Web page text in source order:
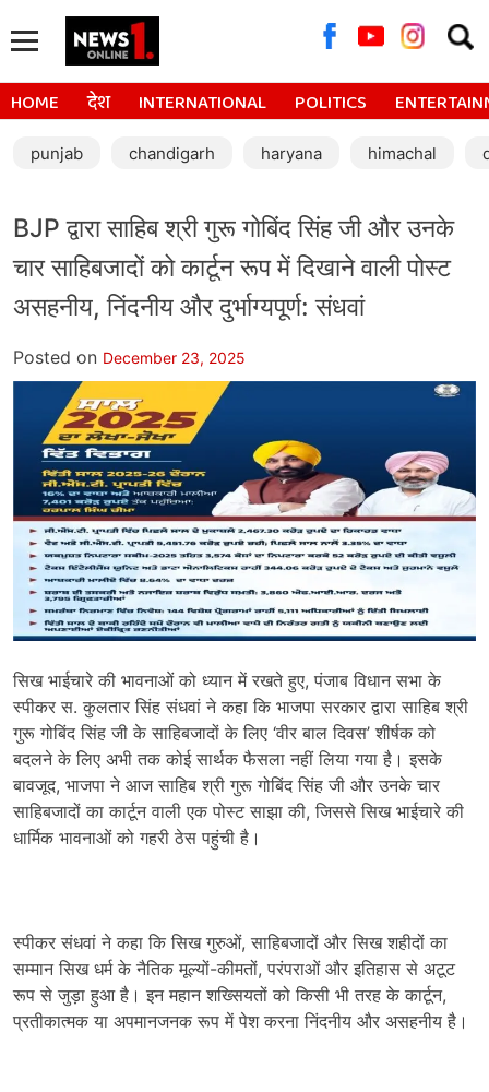
for:
HOME देश INTERNATIONAL POLITICS
punjab chandigarh haryana himachal
BJP द्वारा साहिब श्री गुरू गोबिंद सिंह जी और उनके
चार साहिबजादों को कार्टून रूप में दिखाने वाली पोस्ट
असहनीय, निंदनीय और दुर्भाग्यपूर्ण: संधवां
Posted on December 23, 2025
सिख भाईचारे की भावनाओं को ध्यान में रखते हुए, पंजाब विधान सभा के
स्पीकर स. कुलतार सिंह संधवां ने कहा कि भाजपा सरकार द्वारा साहिब श्री
गुरू गोबिंद सिंह जी के साहिबजादों के लिए ‘वीर बाल दिवस’ शीर्षक को
बदलने के लिए अभी तक कोई सार्थक फैसला नहीं लिया गया है। इसके
बावजूद, भाजपा ने आज साहिब श्री गुरू गोबिंद सिंह जी और उनके चार
साहिबजादों का कार्टून वाली एक पोस्ट साझा की, जिससे सिख भाईचारे की
धार्मिक भावनाओं को गहरी ठेस पहुंची है।
स्पीकर संधवां ने कहा कि सिख गुरुओं, साहिबजादों और सिख शहीदों का
सम्मान सिख धर्म के नैतिक मूल्यों-कीमतों, परंपराओं और इतिहास से अटूट
रूप से जुड़ा हुआ है। इन महान शख्सियतों को किसी भी तरह के कार्टून,
प्रतीकात्मक या अपमानजनक रूप में पेश करना निंदनीय और असहनीय है।